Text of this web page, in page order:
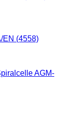
EN (4558)